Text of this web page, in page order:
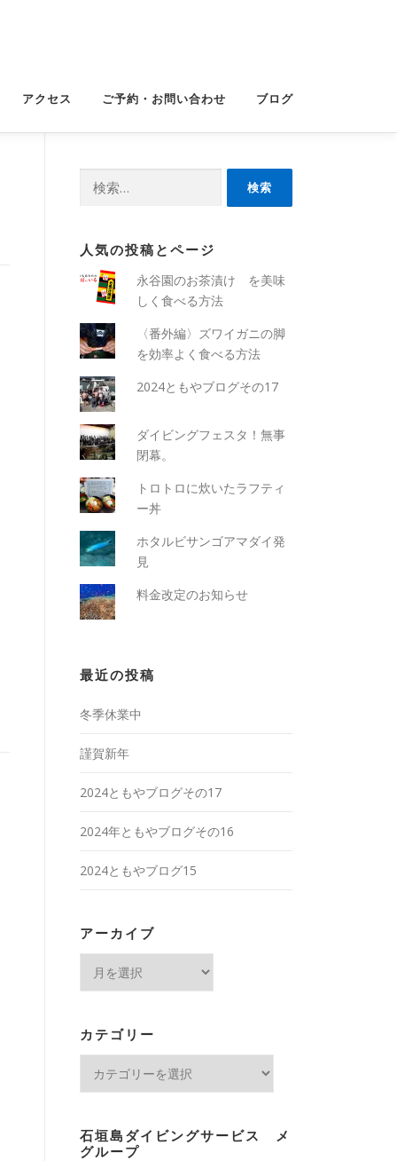
アクセス ご予約・お問い合わせ ブログ
人気の投稿とページ
永谷園のお茶漬け を美味
しく食べる方法
〈番外編〉ズワイガニの脚
を効率よく食べる方法
2024ともやブログその17
ダイビングフェスタ！無事
閉幕。
トロトロに炊いたラフティ
ー丼
ホタルビサンゴアマダイ発
見
料金改定のお知らせ
最近の投稿
冬季休業中
謹賀新年
2024ともやブログその17
2024年ともやブログその16
2024ともやブログ15
アーカイブ
ブ
カテゴリー
ー
石垣島ダイビングサービス メ
グループ